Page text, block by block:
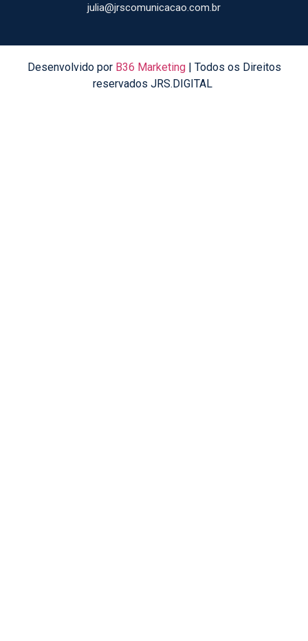
julia@jrscomunicacao.com.br
Desenvolvido por B36 Marketing| Todos os Direitos
reservados JRS.DIGITAL